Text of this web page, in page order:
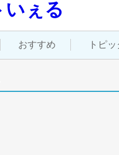
おすすめ トピッ